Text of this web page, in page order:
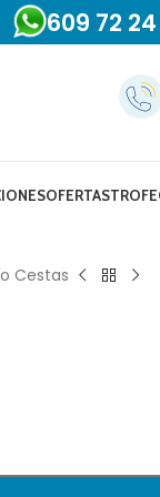
609 72 24
OFERTAS
Cestas